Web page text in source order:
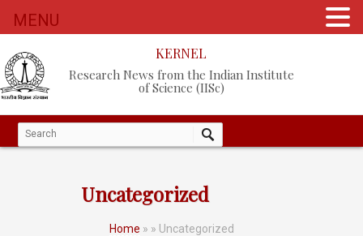
KERNEL
Research News from the Indian Institute
of Science (IISc)
Uncategorized
Home » » Uncategorized
MENU